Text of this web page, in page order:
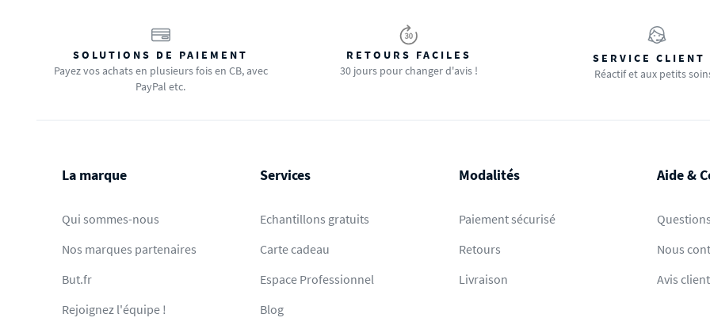
SOLUTIONS DE PAIEMENT
Payez vos achats en plusieurs fois en CB, avec
PayPal etc.
RETOURS FACILES
30 jours pour changer d'avis !
SERVICE CLIENT
Réactif et aux petits
La marque
Qui sommes-nous
Nos marques partenaires
But.fr
Rejoignez l'équipe !
Services
Echantillons gratuits
Carte cadeau
Espace Professionnel
Blog
Modalités
Paiement sécurisé
Retours
Livraison
Aide &
Nous
Avis